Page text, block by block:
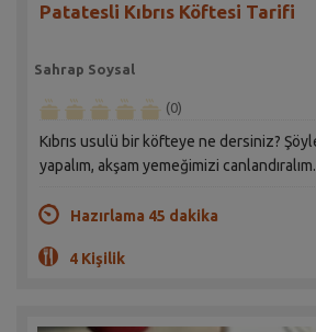
Patatesli Kıbrıs Köftesi Tarifi
Sahrap Soysal
(0)
Kıbrıs usulü bir köfteye ne dersiniz?
yapalım, akşam yemeğimizi canlandıralım.
Hazırlama 45 dakika
4 Kişilik